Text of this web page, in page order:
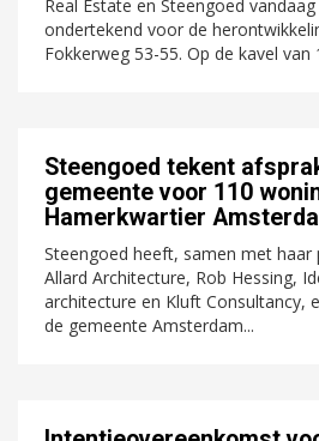
Real Estate en Steengoed
ondertekend voor de
Fokkerweg 53-55. Op de kavel van
Steengoed tekent
gemeente voor 110
Hamerkwartier
Steengoed heeft, samen met haar
Allard Architecture, Rob Hessing,
architecture en Kluft Consultancy,
de gemeente Amsterdam...